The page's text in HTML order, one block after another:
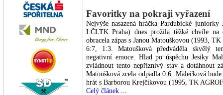
Favoritky na pokraji vyřazení
Nejvýše nasazená hráčka Pardubické juniorky
I.ČLTK Praha) dnes prožila těžké chvíle na
obracela zápas s Janou Matouškovou (1993,
6:7, 1:3. Matoušková předváděla skvělý
negativní emoce. Hlad po úspěchu Jesiky
zvládnout tento nepříznivý stav a dotáhnout
Matoušková zcela odpadla 0:6. Malečková
hrát s Barborou Krejčíkovou (1995, TK
Celý článek ...